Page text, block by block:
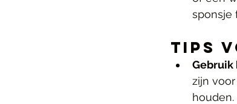
sponsje
Tips
Gebruik
zijn